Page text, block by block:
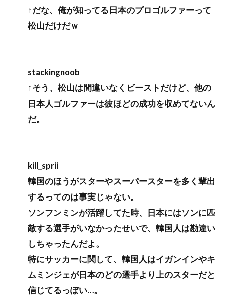
↑だな、俺が知ってる日本のプロゴルファーって
松山だけだｗ
stackingnoob
↑そう、松山は間違いなくビーストだけど、他の
日本人ゴルファーは彼ほどの成功を収めてないん
だ。
kill_sprii
韓国のほうがスターやスーパースターを多く輩出
するってのは事実じゃない。
ソンフンミンが活躍してた時、日本にはソンに匹
敵する選手がいなかったせいで、韓国人は勘違い
しちゃったんだよ。
特にサッカーに関して、韓国人はイガンインやキ
ムミンジェが日本のどの選手より上のスターだと
信じてるっぽい…。